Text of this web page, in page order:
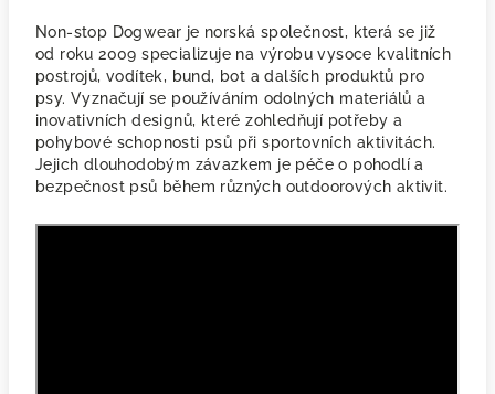
Non-stop Dogwear je norská společnost, která se již
od roku 2009 specializuje na výrobu vysoce kvalitních
postrojů, vodítek, bund, bot a dalších produktů pro
psy. Vyznačují se používáním odolných materiálů a
inovativních designů, které zohledňují potřeby a
pohybové schopnosti psů při sportovních aktivitách.
Jejich dlouhodobým závazkem je péče o pohodlí a
bezpečnost psů během různých outdoorových aktivit.